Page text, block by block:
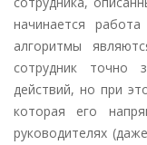
начинается
алгоритмы
сотрудник точно
действий, но при
которая его
руководителях